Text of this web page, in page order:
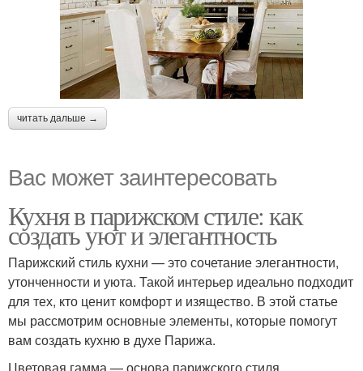
читать дальше →
Вас может заинтересовать
Кухня в парижском стиле: как
создать уют и элегантность
Парижский стиль кухни — это сочетание элегантности,
утонченности и уюта. Такой интерьер идеально подходит
для тех, кто ценит комфорт и изящество. В этой статье
мы рассмотрим основные элементы, которые помогут
вам создать кухню в духе Парижа.